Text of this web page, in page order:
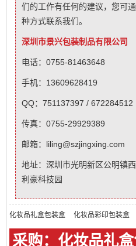
们的工作有任何的建议，您可
种方式联系我们。
深圳市景兴包装制品有限公司
电话：0755-81463648
手机：13609628419
QQ：751137397 / 672284512
传真：0755-29929389
邮箱：liling@szjingxing.com
地址：深圳市光明新区公明镇
利豪科技园
化妆品礼盒包装盒 化妆品彩印包装盒
采购：化妆品礼